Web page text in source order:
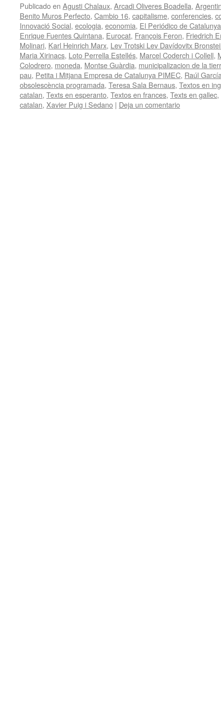
Publicado en Agusti Chalaux, Arcadi Oliveres Boadella,
Benito Muros Perfecto, Cambio 16, capitalisme, conferencies,
Innovació Social, ecologia, economia, El Periódico de Catalunya
Enrique Fuentes Quintana, Eurocat, François Feron, Friedrich
Molinari, Karl Heinrich Marx, Lev Trotski Lev Davídovitx
Maria Xirinacs, Loto Perrella Estellés, Marcel Coderch i Collell,
Colodrero, moneda, Montse Guàrdia, municipalizacion de la
pau, Petita i Mitjana Empresa de Catalunya PIMEC, Raúl
obsolescència programada, Teresa Sala Bernaus, Textos en
catalan, Texts en esperanto, Textos en frances, Texts en gallec,
catalan, Xavier Puig i Sedano | Deja un comentario